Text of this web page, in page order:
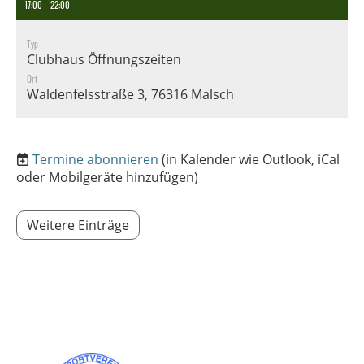
17:00 - 22:00
Typ
Clubhaus Öffnungszeiten
Ort
Waldenfelsstraße 3, 76316 Malsch
Termine abonnieren (in Kalender wie Outlook, iCal
oder Mobilgeräte hinzufügen)
Weitere Einträge